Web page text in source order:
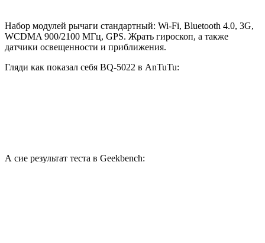
Набор модулей рычаги стандартный: Wi-Fi, Bluetooth 4.0, 3G,
WCDMA 900/2100 МГц, GPS. Жрать гироскоп, а также
датчики освещенности и приближения.
Гляди как показал себя BQ-5022 в AnTuTu:
А сие результат теста в Geekbench: